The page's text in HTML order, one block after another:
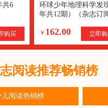
共6
购买
环球少年地理科学发
年共12期）（杂志订
￥ 162.00 立即
阅读推荐畅销榜
儿阅读热销榜